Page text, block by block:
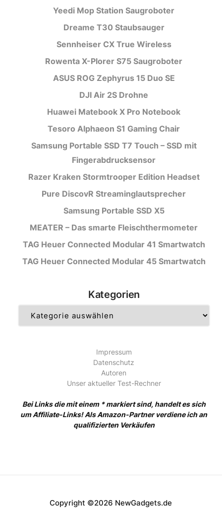
Yeedi Mop Station Saugroboter
Dreame T30 Staubsauger
Sennheiser CX True Wireless
Rowenta X-Plorer S75 Saugroboter
ASUS ROG Zephyrus 15 Duo SE
DJI Air 2S Drohne
Huawei Matebook X Pro Notebook
Tesoro Alphaeon S1 Gaming Chair
Samsung Portable SSD T7 Touch – SSD mit
Fingerabdrucksensor
Razer Kraken Stormtrooper Edition Headset
Pure DiscovR Streaminglautsprecher
Samsung Portable SSD X5
MEATER – Das smarte Fleischthermometer
TAG Heuer Connected Modular 41 Smartwatch
TAG Heuer Connected Modular 45 Smartwatch
Kategorien
Impressum
Datenschutz
Autoren
Unser aktueller Test-Rechner
Bei Links die mit einem * markiert sind, handelt es sich
um Affiliate-Links! Als Amazon-Partner verdiene ich an
qualifizierten Verkäufen
Copyright ©2026 NewGadgets.de